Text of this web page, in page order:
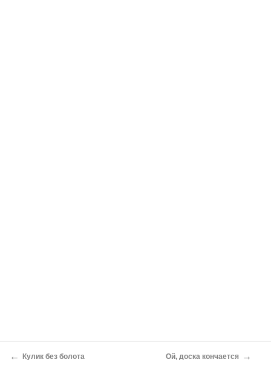
← Кулик без болота Ой, доска кончается →